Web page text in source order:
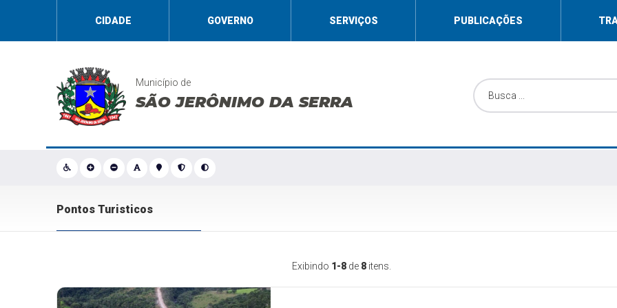
CIDADE GOVERNO SERVIÇOS PUBLICAÇÕES
Município de
SÃO JERÔNIMO DA SERRA
Pontos Turisticos
Exibindo 1-8de 8itens.